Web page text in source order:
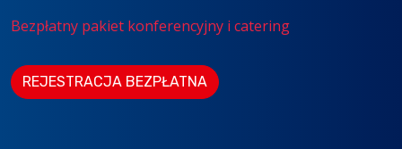
Bezpłatny pakiet konferencyjny i catering
REJESTRACJA BEZPŁATNA